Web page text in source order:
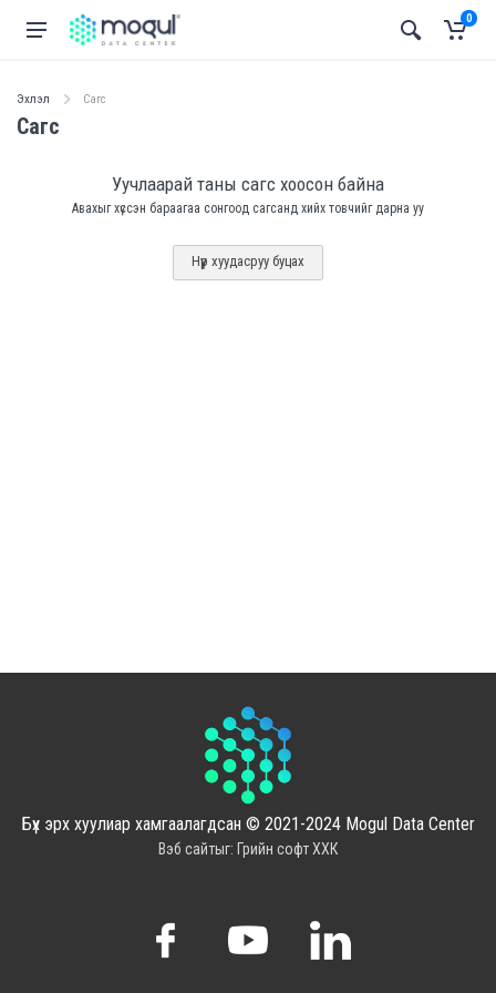
0
Эхлэл Сагс
Сагс
Уучлаарай таны сагс хоосон байна
Авахыг хүссэн бараагаа сонгоод сагсанд хийх товчийг дарна уу
Нүүр хуудасруу буцах
Бүх эрх хуулиар хамгаалагдсан © 2021-2024 Mogul Data Center
Вэб сайтыг: Грийн софт ХХК